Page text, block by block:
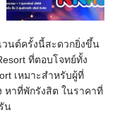
วนต์ครั้งนี้สะดวกยิ่งขึ้น
ที่ตอบโจทย์ทั้ง
เหมาะสำหรับผู้ที่
หาที่พักรังสิต ในราคาที่
น